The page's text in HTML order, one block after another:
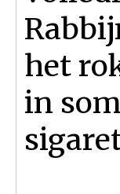
het
in